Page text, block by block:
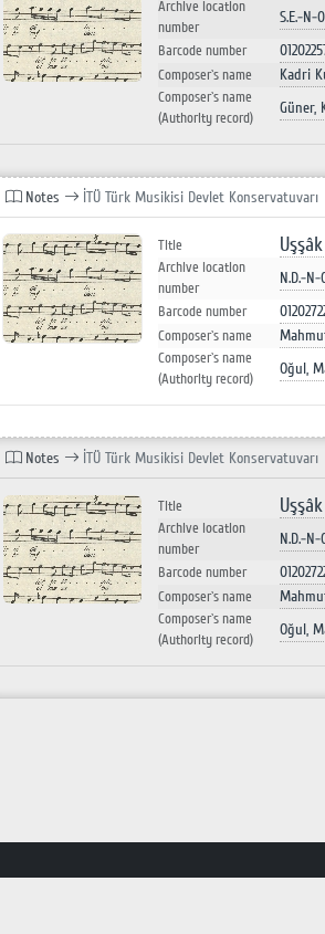
Archive location
number
S.E.-N-
Barcode number
Composer`s name Kadri
Composer`s name
(Authority record)
Güner,
Notes İTÜ Türk Musikisi Devlet Konservatuvarı
Title
Archive location
number
N.D.-
Barcode number
Composer`s name
Composer`s name
(Authority record)
Oğul,
Notes İTÜ Türk Musikisi Devlet Konservatuvarı
Title
Archive location
number
N.D.-N-
Barcode number
Composer`s name
Composer`s name
(Authority record)
Oğul,